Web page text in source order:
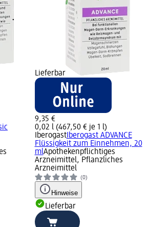
Lieferbar
9,35 €
0,02 l (467,50 € je 1 l)
IberogastIberogast ADVANCE
Flüssigkeit zum Einnehmen, 20
mlApothekenpflichtiges
Arzneimittel, Pflanzliches
Arzneimittel
(0)
Hinweise
Lieferbar